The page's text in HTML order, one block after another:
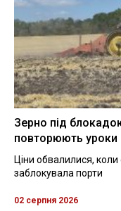
Зерно під
повторюють уроки
Ціни обвалилися,
заблокувала порти
02 серпня 2026